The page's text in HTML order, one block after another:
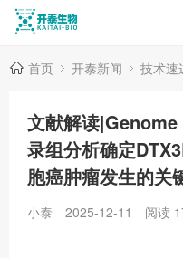
首页 开泰新闻 技术速
文献解读
录组分析确定
胞癌肿瘤发生的关
小泰 2025-12-11 阅读